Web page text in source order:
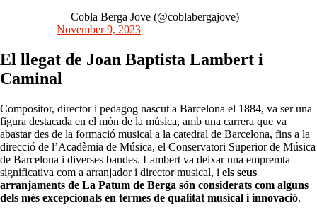
— Cobla Berga Jove (@coblabergajove)
November 9, 2023
El llegat de Joan Baptista Lambert i
Caminal
Compositor, director i pedagog nascut a Barcelona el 1884, va ser una
figura destacada en el món de la música, amb una carrera que va
abastar des de la formació musical a la catedral de Barcelona, fins a la
direcció de l’Acadèmia de Música, el Conservatori Superior de Música
de Barcelona i diverses bandes. Lambert va deixar una empremta
significativa com a arranjador i director musical, i els seus
arranjaments de La Patum de Berga són considerats com alguns
dels més excepcionals en termes de qualitat musical i innovació.